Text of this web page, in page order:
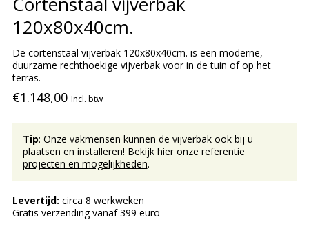
120x80x40cm.
De cortenstaal vijverbak 120x80x40cm. is een moderne,
duurzame rechthoekige vijverbak voor in de tuin of op het
terras.
€1.148,00 Incl. btw
Tip: Onze vakmensen kunnen de vijverbak ook bij u
plaatsen en installeren! Bekijk hier onze referentie
projecten en mogelijkheden.
Levertijd: circa 8 werkweken
Gratis verzending vanaf 399 euro